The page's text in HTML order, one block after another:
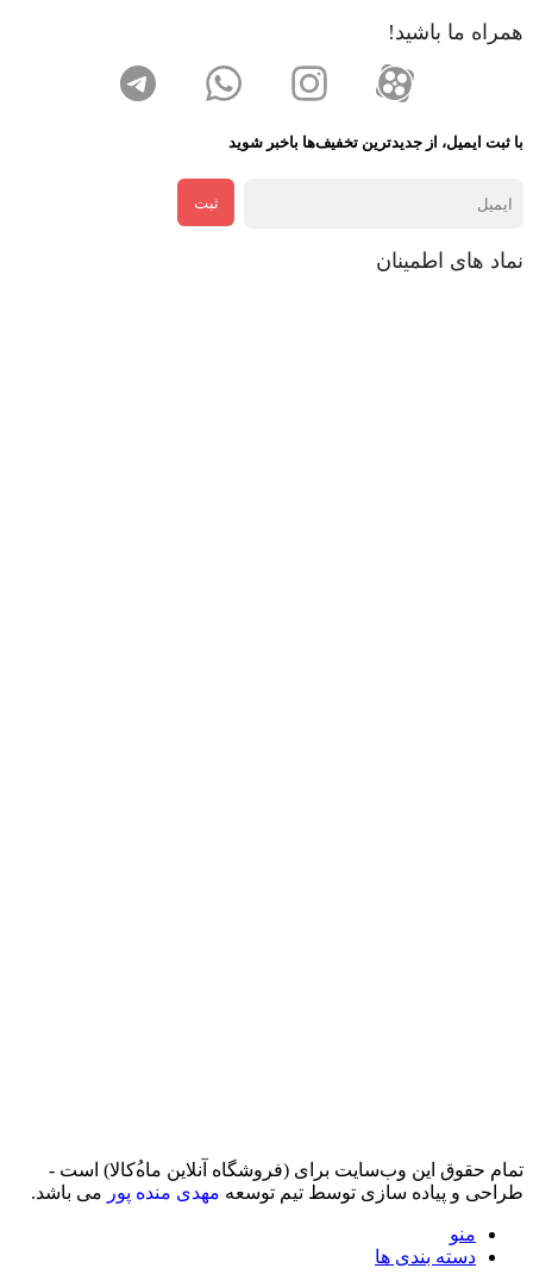
همراه ما باشید!
با ثبت ایمیل، از جدید‌ترین تخفیف‌ها با‌خبر شوید
ثبت
نماد های اطمینان
تمام حقوق اين وب‌سايت برای (فروشگاه آنلاین ماه‌‌‌‌‌‌ُکالا) است -
طراحی و پیاده سازی توسط تیم توسعه مهدی منده پور می باشد.
منو
دسته بندی ها